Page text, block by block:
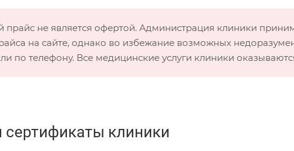
не является офертой. Администрация клиники
на сайте, однако во избежание возможных
по телефону. Все медицинские услуги клиники
сертификаты клиники